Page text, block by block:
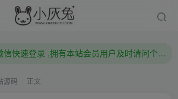
本站已开启QQ微信快速登录 ,拥有本站会员用户及时请问个人中心绑定！
本站已开启QQ微信快速登录 ,拥有本站会员用户及时请问个人中心绑定！
源码 正文